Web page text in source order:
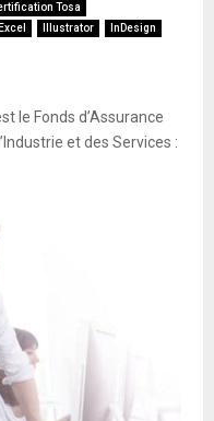
Tosa
Excel Illustrator
InDesign
le Fonds d’Assurance
et des Services :